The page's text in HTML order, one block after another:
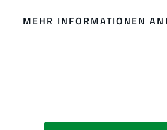
MEHR INFORMATIONEN